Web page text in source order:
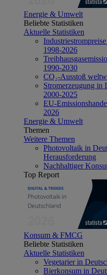
Energie & Umwelt
Beliebte Statistiken
Aktuelle Statistiken
1998-2026
1990-2030
CO₂-Ausstoß
Stromerzeugung in
2000-2025
EU-
2026
Energie & Umwelt
Themen
Weitere Themen
Photovoltaik in
Herausforderung
Nachhaltiger
Top Report
Konsum & FMCG
Beliebte Statistiken
Aktuelle Statistiken
Vegetarier in
Bierkonsum in